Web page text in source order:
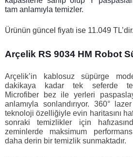
tam anlamıyla temizler.
Ürünün güncel fiyatı ise 11.049 TL’dir.
Arçelik RS 9034 HM Robot
Arçelik’in kablosuz süpürge
dakikaya kadar tek seferde
Microfiber bez
ile yerleri
anlamıyla sonlandırıyor. 360°
teknoloji özelliğiyle evin haritasını
sonraki temizlikler için
zeminlerde maksimum
daha derin bir temizlik sunmaktadır.